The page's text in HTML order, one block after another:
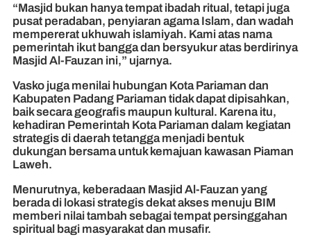
“Masjid bukan hanya tempat ibadah ritual, tetapi juga
pusat peradaban, penyiaran agama Islam, dan wadah
mempererat ukhuwah islamiyah. Kami atas nama
pemerintah ikut bangga dan bersyukur atas berdirinya
Masjid Al-Fauzan ini,” ujarnya.
Vasko juga menilai hubungan Kota Pariaman dan
Kabupaten Padang Pariaman tidak dapat dipisahkan,
baik secara geografis maupun kultural. Karena itu,
kehadiran Pemerintah Kota Pariaman dalam kegiatan
strategis di daerah tetangga menjadi bentuk
dukungan bersama untuk kemajuan kawasan Piaman
Laweh.
Menurutnya, keberadaan Masjid Al-Fauzan yang
berada di lokasi strategis dekat akses menuju BIM
memberi nilai tambah sebagai tempat persinggahan
spiritual bagi masyarakat dan musafir.